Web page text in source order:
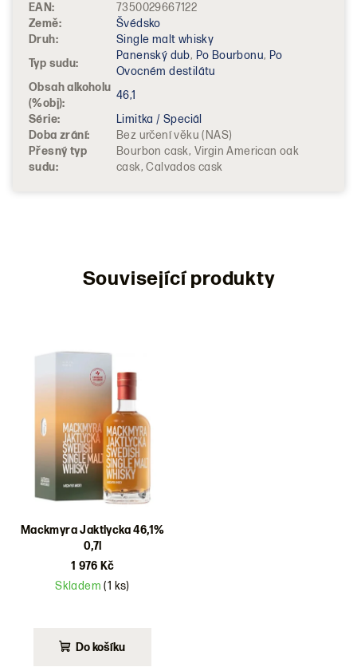
EAN:
7350029667122
Země:
Švédsko
Druh:
Single malt whisky
Typ sudu:
Panenský dub, Po Bourbonu, Po
Ovocném destilátu
Obsah alkoholu
(%obj):
46,1
Série:
Limitka / Speciál
Doba zrání:
Bez určení věku (NAS)
Přesný typ
sudu:
Bourbon cask, Virgin American oak
cask, Calvados cask
Související produkty
Mackmyra Jaktlycka 46,1%
0,7l
1 976 Kč
Skladem(1 ks)
Do košíku